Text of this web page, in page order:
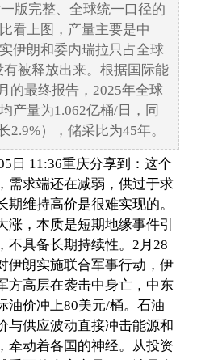
版完整、全球统一口径的
看上图，产量主要是中
伊朗和委内瑞拉只占全球
被释放出来。根据国际能
的最终报告，2025年全球
产量为1.062亿桶/日，同
2.9%），储采比为45年。
日 11:36重庆分享到：这个
需求端还在减弱，供过于求
维持高价是很难实现的。
涨，本质是短期地缘事件引
不具备长期持续性。2月28
伊朗实施联合军事行动，伊
方高层在袭击中身亡，中东
油价冲上80美元/桶。石油
与供应波动直接冲击能源和
牵动着各国的神经。从投资